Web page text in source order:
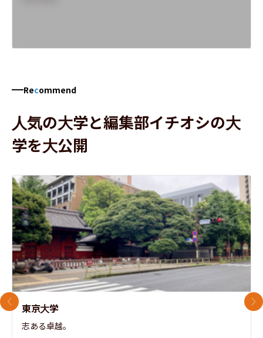
Recommend
人気の大学と編集部イチオシの大
学を大公開
東京大学
志ある卓越。
前のスライド 次